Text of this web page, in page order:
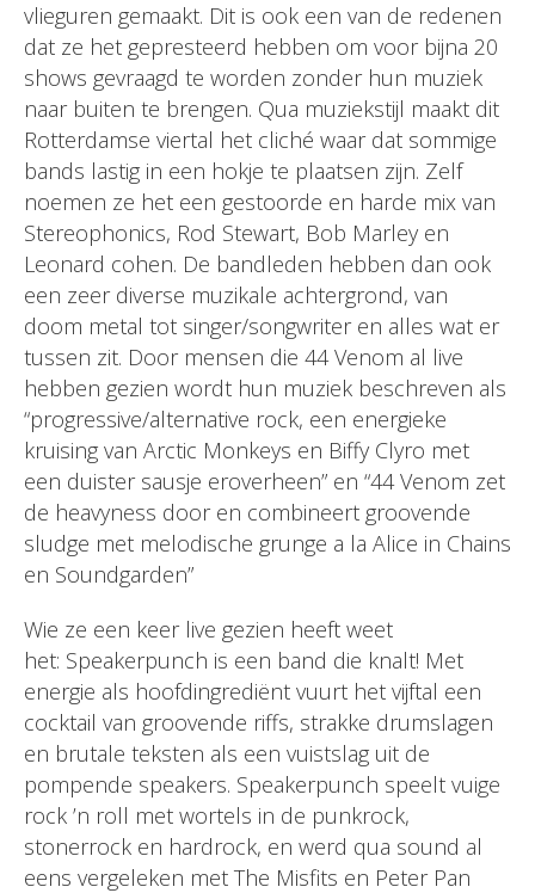
vlieguren gemaakt. Dit is ook een van de redenen
dat ze het gepresteerd hebben om voor bijna 20
shows gevraagd te worden zonder hun muziek
naar buiten te brengen. Qua muziekstijl maakt dit
Rotterdamse viertal het cliché waar dat sommige
bands lastig in een hokje te plaatsen zijn. Zelf
noemen ze het een gestoorde en harde mix van
Stereophonics, Rod Stewart, Bob Marley en
Leonard cohen. De bandleden hebben dan ook
een zeer diverse muzikale achtergrond, van
doom metal tot singer/songwriter en alles wat er
tussen zit. Door mensen die 44 Venom al live
hebben gezien wordt hun muziek beschreven als
“progressive/alternative rock, een energieke
kruising van Arctic Monkeys en Biffy Clyro met
een duister sausje eroverheen” en “44 Venom zet
de heavyness door en combineert groovende
sludge met melodische grunge a la Alice in Chains
en Soundgarden”
Wie ze een keer live gezien heeft weet
het: Speakerpunch is een band die knalt! Met
energie als hoofdingrediënt vuurt het vijftal een
cocktail van groovende riffs, strakke drumslagen
en brutale teksten als een vuistslag uit de
pompende speakers. Speakerpunch speelt vuige
rock ’n roll met wortels in de punkrock,
stonerrock en hardrock, en werd qua sound al
eens vergeleken met The Misfits en Peter Pan